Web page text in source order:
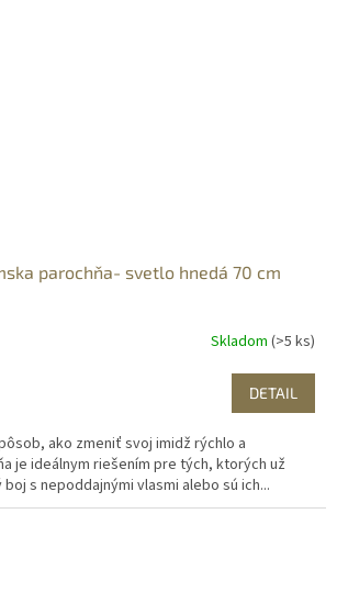
parochňa- svetlo hnedá 70 cm
Skladom (>5 ks)
DETAIL
ako zmeniť svoj imidž rýchlo a
je ideálnym riešením pre tých, ktorých už
s nepoddajnými vlasmi alebo sú ich...